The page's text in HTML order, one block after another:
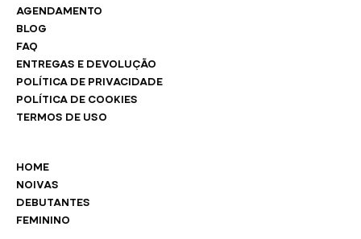
AGENDAMENTO
BLOG
FAQ
ENTREGAS E DEVOLUÇÃO
POLÍTICA DE PRIVACIDADE
POLÍTICA DE COOKIES
TERMOS DE USO
HOME
NOIVAS
DEBUTANTES
FEMININO